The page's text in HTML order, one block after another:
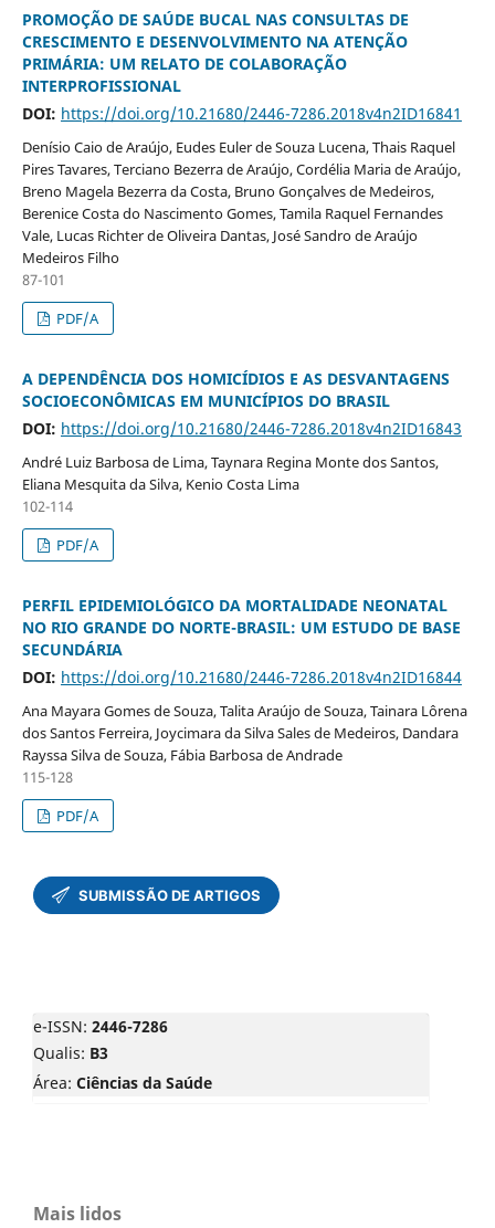
PROMOÇÃO DE SAÚDE BUCAL NAS CONSULTAS DE
CRESCIMENTO E DESENVOLVIMENTO NA ATENÇÃO
PRIMÁRIA: UM RELATO DE COLABORAÇÃO
INTERPROFISSIONAL
DOI: https://doi.org/10.21680/2446-7286.2018v4n2ID16841
Denísio Caio de Araújo, Eudes Euler de Souza Lucena, Thais Raquel
Pires Tavares, Terciano Bezerra de Araújo, Cordélia Maria de Araújo,
Breno Magela Bezerra da Costa, Bruno Gonçalves de Medeiros,
Berenice Costa do Nascimento Gomes, Tamila Raquel Fernandes
Vale, Lucas Richter de Oliveira Dantas, José Sandro de Araújo
Medeiros Filho
87-101
PDF/A
A DEPENDÊNCIA DOS HOMICÍDIOS E AS DESVANTAGENS
SOCIOECONÔMICAS EM MUNICÍPIOS DO BRASIL
DOI: https://doi.org/10.21680/2446-7286.2018v4n2ID16843
André Luiz Barbosa de Lima, Taynara Regina Monte dos Santos,
Eliana Mesquita da Silva, Kenio Costa Lima
102-114
PDF/A
PERFIL EPIDEMIOLÓGICO DA MORTALIDADE NEONATAL
NO RIO GRANDE DO NORTE-BRASIL: UM ESTUDO DE BASE
SECUNDÁRIA
DOI: https://doi.org/10.21680/2446-7286.2018v4n2ID16844
Ana Mayara Gomes de Souza, Talita Araújo de Souza, Tainara Lôrena
dos Santos Ferreira, Joycimara da Silva Sales de Medeiros, Dandara
Rayssa Silva de Souza, Fábia Barbosa de Andrade
115-128
PDF/A
e-ISSN: 2446-7286
Qualis: B3
Área: Ciências da Saúde
Mais lidos